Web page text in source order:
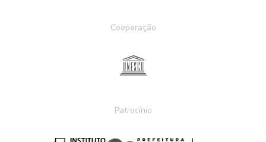
Cooperação
Patrocínio